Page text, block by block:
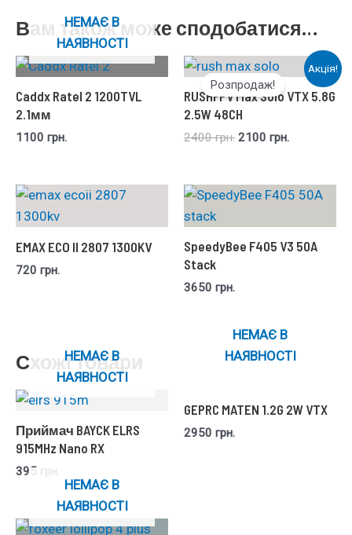
Вам також може сподобатися…
НЕМАЄ В
НАЯВНОСТІ
Caddx Ratel 2 1200TVL
2.1мм
1100 грн.
Акція!
Розпродаж!
RUSHFPV Max Solo VTX 5.8G
2.5W 48CH
2400грн. 2100 грн.
EMAX ECO II 2807 1300KV
720 грн.
SpeedyBee F405 V3 50A
Stack
3650 грн.
Схожі товари
НЕМАЄ В
НАЯВНОСТІ
Приймач BAYCK ELRS
915MHz Nano RX
395
НЕМАЄ В
НАЯВНОСТІ
GEPRC MATEN 1.2G 2W VTX
2950 грн.
НЕМАЄ В
НАЯВНОСТІ